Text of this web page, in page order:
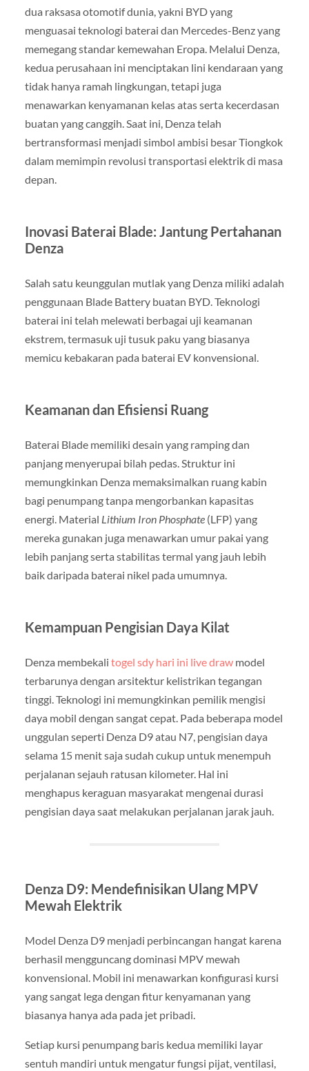
dua raksasa otomotif dunia, yakni BYD yang
menguasai teknologi baterai dan Mercedes-Benz yang
memegang standar kemewahan Eropa. Melalui Denza,
kedua perusahaan ini menciptakan lini kendaraan yang
tidak hanya ramah lingkungan, tetapi juga
menawarkan kenyamanan kelas atas serta kecerdasan
buatan yang canggih. Saat ini, Denza telah
bertransformasi menjadi simbol ambisi besar Tiongkok
dalam memimpin revolusi transportasi elektrik di masa
depan.
Inovasi Baterai Blade: Jantung Pertahanan
Denza
Salah satu keunggulan mutlak yang Denza miliki adalah
penggunaan Blade Battery buatan BYD. Teknologi
baterai ini telah melewati berbagai uji keamanan
ekstrem, termasuk uji tusuk paku yang biasanya
memicu kebakaran pada baterai EV konvensional.
Keamanan dan Efisiensi Ruang
Baterai Blade memiliki desain yang ramping dan
panjang menyerupai bilah pedas. Struktur ini
memungkinkan Denza memaksimalkan ruang kabin
bagi penumpang tanpa mengorbankan kapasitas
energi. Material Lithium Iron Phosphate(LFP) yang
mereka gunakan juga menawarkan umur pakai yang
lebih panjang serta stabilitas termal yang jauh lebih
baik daripada baterai nikel pada umumnya.
Kemampuan Pengisian Daya Kilat
Denza membekali togel sdy hari ini live drawmodel
terbarunya dengan arsitektur kelistrikan tegangan
tinggi. Teknologi ini memungkinkan pemilik mengisi
daya mobil dengan sangat cepat. Pada beberapa model
unggulan seperti Denza D9 atau N7, pengisian daya
selama 15 menit saja sudah cukup untuk menempuh
perjalanan sejauh ratusan kilometer. Hal ini
menghapus keraguan masyarakat mengenai durasi
pengisian daya saat melakukan perjalanan jarak jauh.
Denza D9: Mendefinisikan Ulang MPV
Mewah Elektrik
Model Denza D9 menjadi perbincangan hangat karena
berhasil mengguncang dominasi MPV mewah
konvensional. Mobil ini menawarkan konfigurasi kursi
yang sangat lega dengan fitur kenyamanan yang
biasanya hanya ada pada jet pribadi.
Setiap kursi penumpang baris kedua memiliki layar
sentuh mandiri untuk mengatur fungsi pijat, ventilasi,